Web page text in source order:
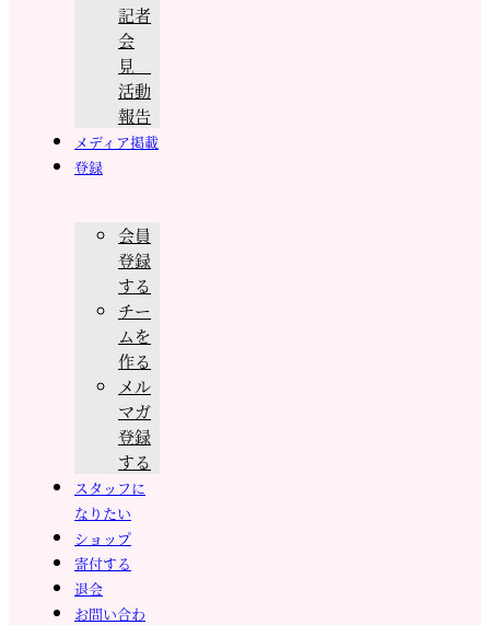
記者
会
見
活動
報告
メディア掲載
登録
会員
登録
する
チー
ムを
作る
メル
マガ
登録
する
スタッフに
なりたい
ショップ
寄付する
退会
お問い合わ